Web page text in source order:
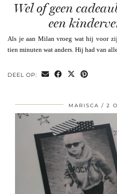
Wel of geen
een
Als je aan Milan vroeg wat hij voor
tien minuten wat anders. Hij had van
DEEL OP:
MARISCA 2